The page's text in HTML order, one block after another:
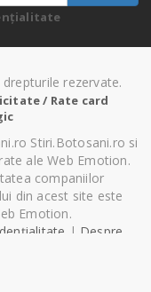
rezervate.
/ Rate card
Stiri.Botosani.ro si
ale Web Emotion.
companiilor
din acest site este
Emotion.
| Despre